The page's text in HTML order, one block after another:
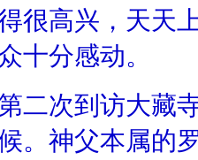
很高兴，天天
十分感动。
二次到访大藏
。神父本属的